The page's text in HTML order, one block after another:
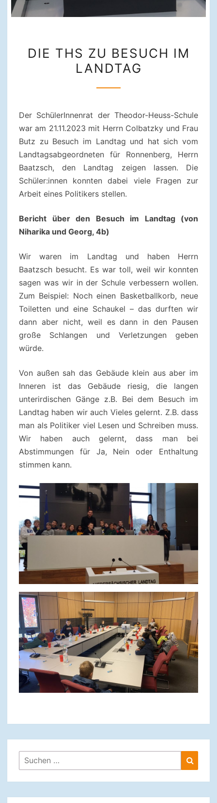
THS
ZU
DIE THS ZU BESUCH IM
LANDTAG
Der SchülerInnenrat der Theodor-Heuss-Schule
war am 21.11.2023 mit Herrn Colbatzky und Frau
Butz zu Besuch im Landtag und hat sich vom
Landtagsabgeordneten für Ronnenberg, Herrn
Baatzsch, den Landtag zeigen lassen. Die
Schüler:innen konnten dabei viele Fragen zur
Arbeit eines Politikers stellen.
Bericht über den Besuch im Landtag (von
Niharika und Georg, 4b)
Wir waren im Landtag und haben Herrn
Baatzsch besucht. Es war toll, weil wir konnten
sagen was wir in der Schule verbessern wollen.
Zum Beispiel: Noch einen Basketballkorb, neue
Toiletten und eine Schaukel – das durften wir
dann aber nicht, weil es dann in den Pausen
große Schlangen und Verletzungen geben
würde.
Von außen sah das Gebäude klein aus aber im
Inneren ist das Gebäude riesig, die langen
unterirdischen Gänge z.B. Bei dem Besuch im
Landtag haben wir auch Vieles gelernt. Z.B. dass
man als Politiker viel Lesen und Schreiben muss.
Wir haben auch gelernt, dass man bei
Abstimmungen für Ja, Nein oder Enthaltung
stimmen kann.
Suchen
nach: